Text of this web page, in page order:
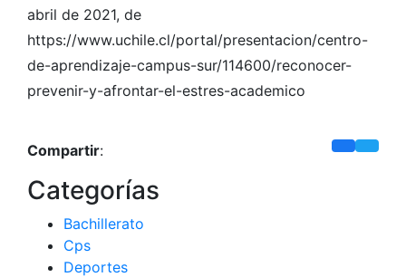
abril de 2021, de
https://www.uchile.cl/portal/presentacion/centro-
de-aprendizaje-campus-sur/114600/reconocer-
prevenir-y-afrontar-el-estres-academico
Compartir:
Categorías
Bachillerato
Cps
Deportes